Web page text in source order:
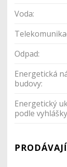
Voda:
Odpad:
Energetická
budovy:
Energetický
podle